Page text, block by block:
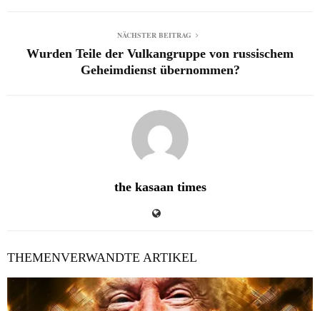
NÄCHSTER BEITRAG
Wurden Teile der Vulkangruppe von russischem
Geheimdienst übernommen?
the kasaan times
THEMENVERWANDTE ARTIKEL